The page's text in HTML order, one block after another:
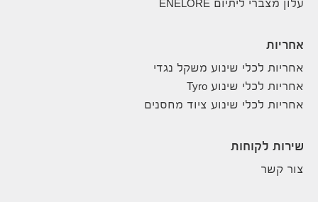
עלון מצברי ליתיום ENELORE
אחריות
אחריות לכלי שינוע משקל נגדי
אחריות לכלי שינוע Tyro
אחריות לכלי שינוע ציוד מחסנים
שירות לקוחות
צור קשר